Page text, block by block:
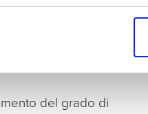
nella prima
stato sanitario e
nello storico fruttaio
del grado di